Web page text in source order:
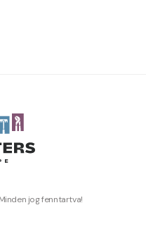
jog fenntartva!